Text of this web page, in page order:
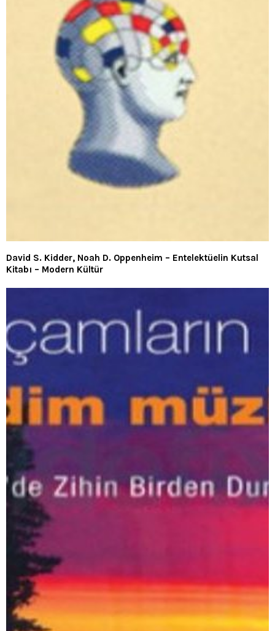
David S. Kidder, Noah D. Oppenheim – Entelektüelin Kutsal
Kitabı – Modern Kültür